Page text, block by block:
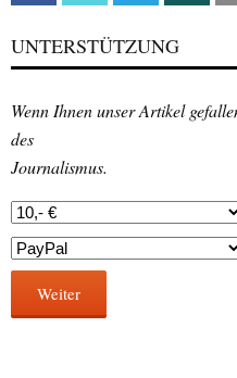
UNTERSTÜTZUNG
Wenn Ihnen unser Artikel
des
Journalismus.
Weiter